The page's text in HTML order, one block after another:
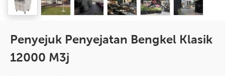
Penyejuk Penyejatan Bengkel Klasik
12000 M3j